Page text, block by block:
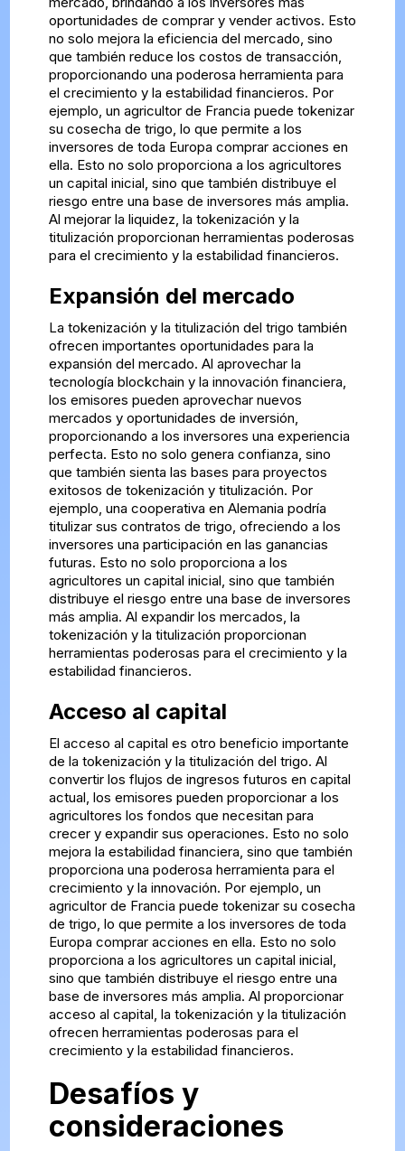
oportunidades de comprar y vender activos. Esto
no solo mejora la eficiencia del mercado, sino
que también reduce los costos de transacción,
proporcionando una poderosa herramienta para
el crecimiento y la estabilidad financieros. Por
ejemplo, un agricultor de Francia puede tokenizar
su cosecha de trigo, lo que permite a los
inversores de toda Europa comprar acciones en
ella. Esto no solo proporciona a los agricultores
un capital inicial, sino que también distribuye el
riesgo entre una base de inversores más amplia.
Al mejorar la liquidez, la tokenización y la
titulización proporcionan herramientas poderosas
para el crecimiento y la estabilidad financieros.
Expansión del mercado
La tokenización y la titulización del trigo también
ofrecen importantes oportunidades para la
expansión del mercado. Al aprovechar la
tecnología blockchain y la innovación financiera,
los emisores pueden aprovechar nuevos
mercados y oportunidades de inversión,
proporcionando a los inversores una experiencia
perfecta. Esto no solo genera confianza, sino
que también sienta las bases para proyectos
exitosos de tokenización y titulización. Por
ejemplo, una cooperativa en Alemania podría
titulizar sus contratos de trigo, ofreciendo a los
inversores una participación en las ganancias
futuras. Esto no solo proporciona a los
agricultores un capital inicial, sino que también
distribuye el riesgo entre una base de inversores
más amplia. Al expandir los mercados, la
tokenización y la titulización proporcionan
herramientas poderosas para el crecimiento y la
estabilidad financieros.
Acceso al capital
El acceso al capital es otro beneficio importante
de la tokenización y la titulización del trigo. Al
convertir los flujos de ingresos futuros en capital
actual, los emisores pueden proporcionar a los
agricultores los fondos que necesitan para
crecer y expandir sus operaciones. Esto no solo
mejora la estabilidad financiera, sino que también
proporciona una poderosa herramienta para el
crecimiento y la innovación. Por ejemplo, un
agricultor de Francia puede tokenizar su cosecha
de trigo, lo que permite a los inversores de toda
Europa comprar acciones en ella. Esto no solo
proporciona a los agricultores un capital inicial,
sino que también distribuye el riesgo entre una
base de inversores más amplia. Al proporcionar
acceso al capital, la tokenización y la titulización
ofrecen herramientas poderosas para el
crecimiento y la estabilidad financieros.
Desafíos y
consideraciones